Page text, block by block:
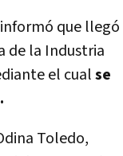
que llegó
de la Industria
el cualse
Toledo,